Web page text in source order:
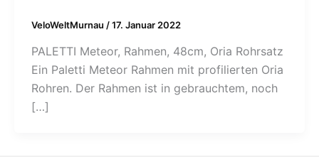
VeloWeltMurnau /17. Januar 2022
PALETTI Meteor, Rahmen, 48cm, Oria Rohrsatz
Ein Paletti Meteor Rahmen mit profilierten Oria
Rohren. Der Rahmen ist in gebrauchtem, noch
[…]